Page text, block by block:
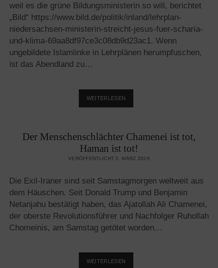
weil es die grüne Bildungsministerin so will, berichtet
„Bild“ https://www.bild.de/politik/inland/lehrplan-
niedersachsen-ministerin-streicht-jesus-fuer-scharia-
und-klima-69aa8df97ce3c08db9d23ac1. Wenn
ungebildete Islamlinke in Lehrplänen herumpfuschen,
ist das Abendland zu…
WEITERLESEN
BRAUCHT
ÜBER
DEN
ISLAM
Der Menschenschlächter Chamenei ist tot,
Haman ist tot!
VERÖFFENTLICHT 3. MÄRZ 2026
Die Exil-Iraner sind seit Samstagmorgen weltweit aus
dem Häuschen. Seit Donald Trump und Benjamin
Netanjahu bestätigt haben, das Ajatollah Ali Chamenei,
der oberste Revolutionsführer und Nachfolger Ruhollah
Chomeinis, am Samstag getötet worden…
WEITERLESEN